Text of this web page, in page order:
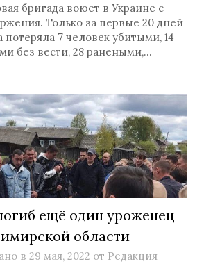
бригада воюет в Украине с
Только за первые 20 дней
7 человек убитыми, 14
без вести, 28 ранеными,…
ещё один уроженец
области
в 29 мая, 2022 от Редакция